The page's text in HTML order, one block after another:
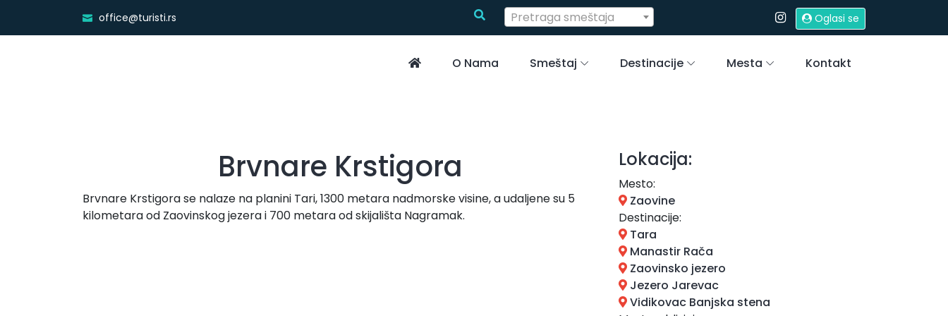
office@turisti.rs Pretraga smeštaja Oglasi se
O Nama Smeštaj Destinacije Mesta Kontakt
Brvnare Krstigora
Brvnare Krstigora se nalaze na planini Tari, 1300 metara nadmorske visine, a udaljene su 5
kilometara od Zaovinskog jezera i 700 metara od skijališta Nagramak.
Lokacija:
Mesto:
Zaovine
Destinacije:
Tara
Manastir Rača
Zaovinsko jezero
Jezero Jarevac
Vidikovac Banjska stena